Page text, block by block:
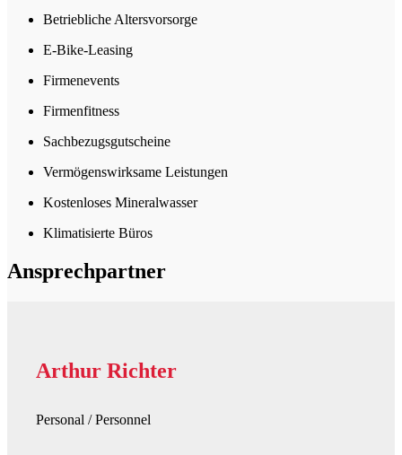
Betriebliche Altersvorsorge
E-Bike-Leasing
Firmenevents
Firmenfitness
Sachbezugsgutscheine
Vermögenswirksame Leistungen
Kostenloses Mineralwasser
Klimatisierte Büros
Ansprechpartner
Arthur Richter
Personal / Personnel